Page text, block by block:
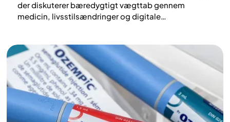
der diskuterer bæredygtigt vægttab gennem
medicin, livsstilsændringer og digitale